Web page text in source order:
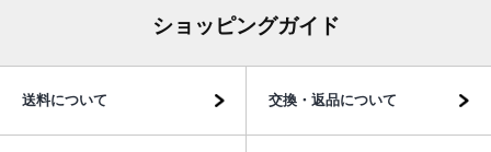
ショッピングガイド
送料について 交換・返品について